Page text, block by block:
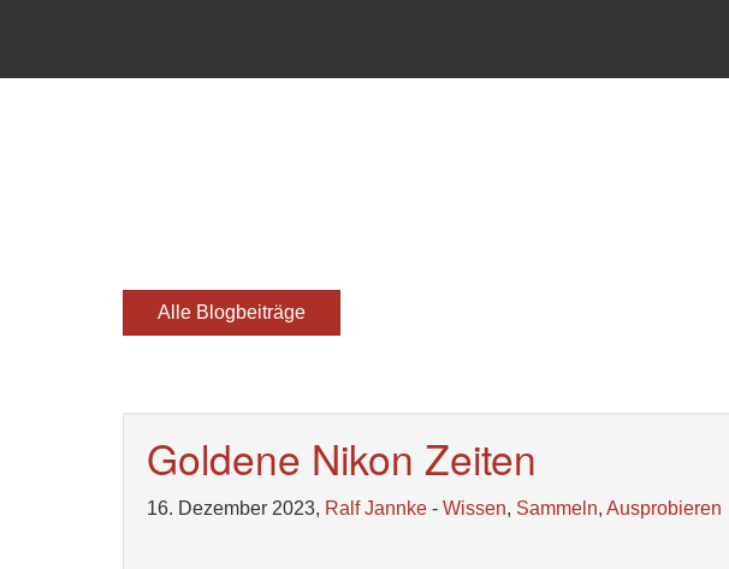
Alle Blogbeiträge
Goldene Nikon Zeiten
16. Dezember 2023, Ralf Jannke - Wissen, Sammeln, Ausprobieren